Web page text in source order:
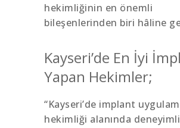
hekimliğinin en önemli
bileşenlerinden biri hâline
Kayseri’de En İyi
Yapan Hekimler;
“Kayseri’de implant
hekimliği alanında deneyimli